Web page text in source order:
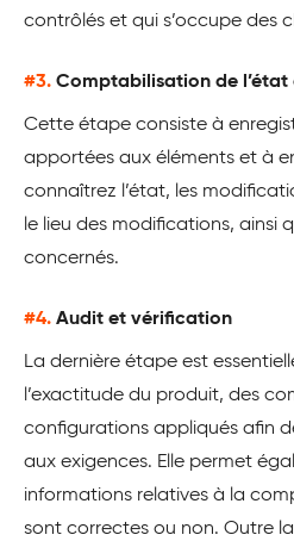
contrôlés et qui s’occupe des
#3. Comptabilisation de l’état
Cette étape consiste à
apportées aux éléments et à
connaîtrez l’état, les
le lieu des modifications, ainsi
concernés.
#4. Audit et vérification
La dernière étape est
l’exactitude du produit, des
configurations appliqués afin
aux exigences. Elle permet
informations relatives à la
sont correctes ou non. Outre